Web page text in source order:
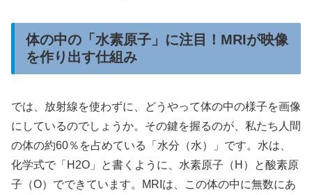
体の中の「水素原子」に注目！MRIが映像
を作り出す仕組み
では、放射線を使わずに、どうやって体の中の様子を画像
にしているのでしょうか。その鍵を握るのが、私たち人間
の体の約60％を占めている「水分（水）」です。水は、
化学式で「H2O」と書くように、水素原子（H）と酸素原
子（O）でできています。MRIは、この体の中に無数にあ